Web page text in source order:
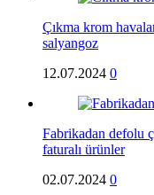
Çıkma krom
salyangoz
12.07.2024 0
Fabrikadan defolu
faturalı ürünler
02.07.2024 0